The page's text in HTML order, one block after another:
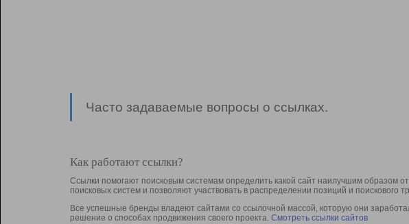
Часто задаваемые вопросы о ссылках.
Как работают ссылки?
Ссылки помогают поисковым системам определить какой сайт наилучшим образом
поисковых систем и позволяют участвовать в раcпределении позиций и поискового
Все успешные бренды владеют сайтами со ссылочной массой, которую они
решение о способах продвижения своего проекта. Смотреть ссылки сайтов